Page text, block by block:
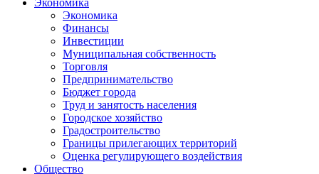
Экономика
Экономика
Финансы
Инвестиции
Муниципальная собственность
Торговля
Предпринимательство
Бюджет города
Труд и занятость населения
Городское хозяйство
Градостроительство
Границы прилегающих территорий
Оценка регулирующего воздействия
Общество